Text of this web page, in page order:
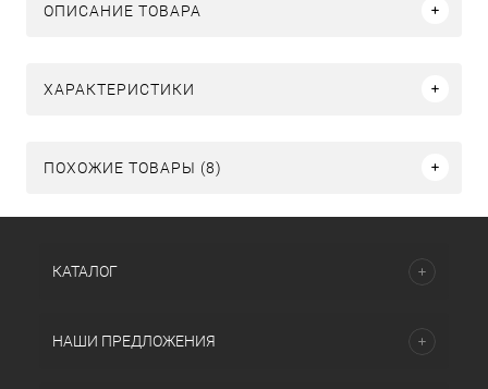
ОПИСАНИЕ ТОВАРА
ХАРАКТЕРИСТИКИ
ПОХОЖИЕ ТОВАРЫ (8)
КАТАЛОГ
НАШИ ПРЕДЛОЖЕНИЯ